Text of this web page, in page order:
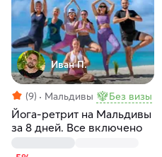
Иван П.
(9) Мальдивы Без визы
Йога-ретрит на Мальдивы
за 8 дней. Все включено